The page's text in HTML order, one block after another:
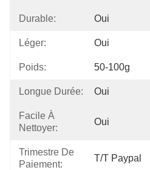
Durable: Oui
Léger: Oui
Poids: 50-100g
Longue Durée: Oui
Facile À
Nettoyer:
Oui
Trimestre De
Paiement:
T/T Paypal